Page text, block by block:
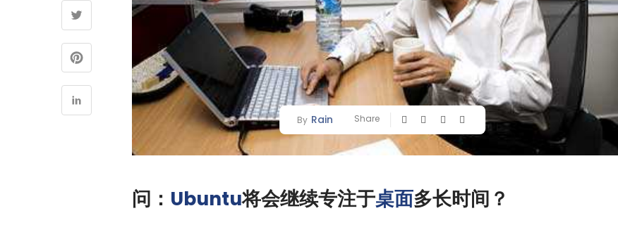
By Rain Share
问： Ubuntu将会继续专注于桌面多长时间？